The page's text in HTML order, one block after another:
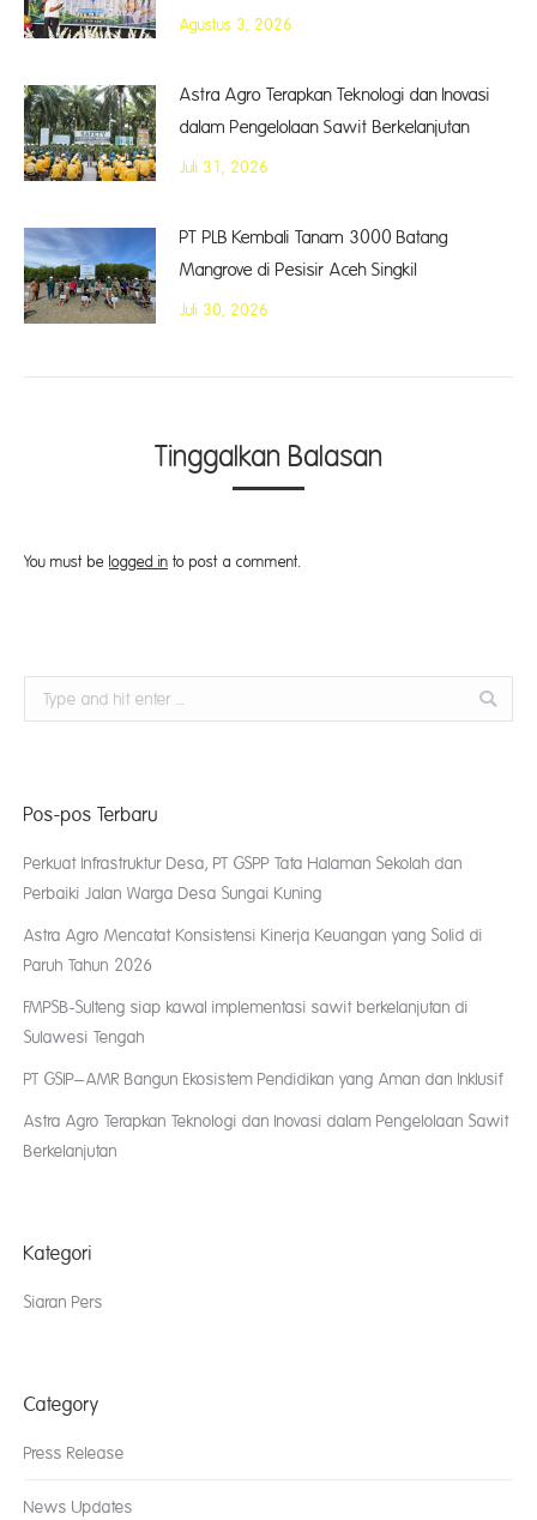
Agustus 3, 2026
Astra Agro Terapkan Teknologi dan Inovasi
dalam Pengelolaan Sawit Berkelanjutan
Juli 31, 2026
PT PLB Kembali Tanam 3000 Batang
Mangrove di Pesisir Aceh Singkil
Juli 30, 2026
Tinggalkan Balasan
You must be logged in to post a comment.
Search:
Pos-pos Terbaru
Perkuat Infrastruktur Desa, PT GSPP Tata Halaman Sekolah dan
Perbaiki Jalan Warga Desa Sungai Kuning
Astra Agro Mencatat Konsistensi Kinerja Keuangan yang Solid di
Paruh Tahun 2026
FMPSB-Sulteng siap kawal implementasi sawit berkelanjutan di
Sulawesi Tengah
PT GSIP–AMR Bangun Ekosistem Pendidikan yang Aman dan Inklusif
Astra Agro Terapkan Teknologi dan Inovasi dalam Pengelolaan Sawit
Berkelanjutan
Kategori
Siaran Pers
Category
Press Release
News Updates